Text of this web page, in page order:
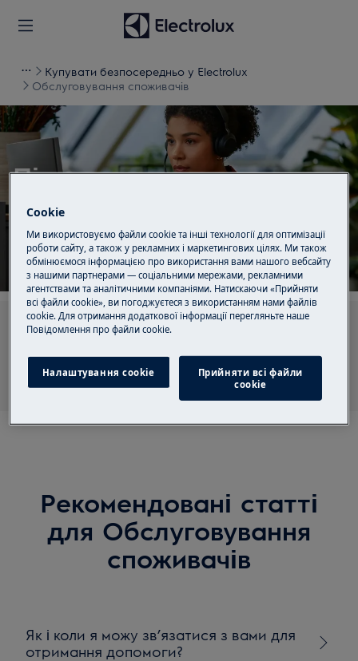
Купувати безпосередньо у Electrolux
Обслуговування споживачів
Підтримка для
Обслуговування
споживачів
Шукайте серед наших статей підтримки
Рекомендовані статті
для Обслуговування
споживачів
Як і коли я можу зв’язатися з вами для
отримання допомоги?
Cookie
Ми використовуємо файли cookie та інші технології для оптимізації
роботи сайту, а також у рекламних і маркетингових цілях. Ми також
обмінюємося інформацією про використання вами нашого вебсайту
з нашими партнерами — соціальними мережами, рекламними
агентствами та аналітичними компаніями. Натискаючи «Прийняти
всі файли cookie», ви погоджуєтеся з використанням нами файлів
cookie. Для отримання додаткової інформації перегляньте наше
Пoвідомлення прo файли cookie.
Налаштування cookie
Прийняти всі файли
сookie